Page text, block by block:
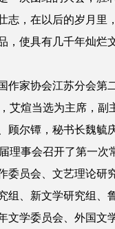
志，在以后的岁月里
，使具有几千年灿烂
家协会江苏分会第
艾煊当选为主席，副
顾尔镡，秘书长魏毓
事会召开了第一次
委员会、文艺理论研
组、新文学研究组、
文学委员会、外国文